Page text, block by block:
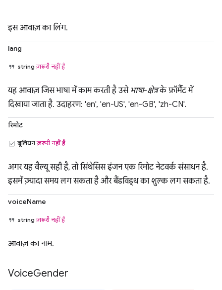
इस आवाज़ का लिंग.
lang
stringज़रूरी नहीं है
यह आवाज़ जिस भाषा में काम करती है उसे भाषा-क्षेत्रके फ़ॉर्मैट में
दिखाया जाता है. उदाहरण: 'en', 'en-US', 'en-GB', 'zh-CN'.
रिमोट
बूलियनज़रूरी नहीं है
अगर यह वैल्यू सही है, तो सिंथेसिस इंजन एक रिमोट नेटवर्क संसाधन है.
इसमें ज़्यादा समय लग सकता है और बैंडविड्थ का शुल्क लग सकता है.
voiceName
stringज़रूरी नहीं है
आवाज़ का नाम.
VoiceGender